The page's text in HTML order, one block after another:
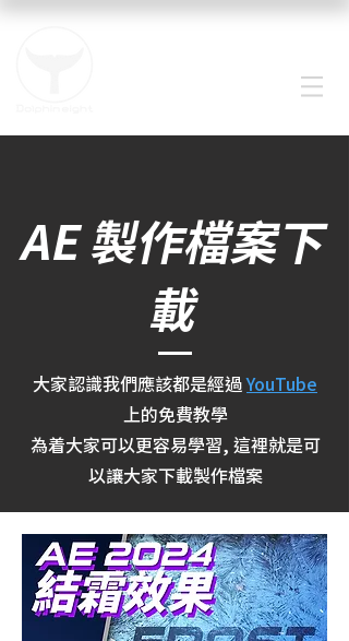
AE 製作檔案下
載
大家認識我們應該都是經過YouTube
上的免費教學
為着大家可以更容易學習, 這裡就是可
以讓大家下載製作檔案